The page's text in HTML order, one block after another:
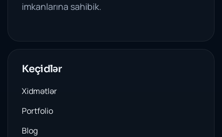
imkanlarına sahibik.
Keçidlər
Xidmətlər
Portfolio
Blog